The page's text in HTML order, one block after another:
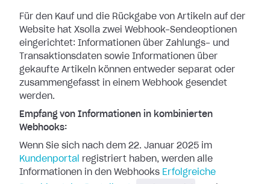
Für den Kauf und die Rückgabe von Artikeln auf der
Website hat Xsolla zwei
Webhook-Sendeoptionen
eingerichtet: Informationen über Zahlungs- und
Transaktionsdaten sowie Informationen über
gekaufte Artikeln können entweder separat oder
zusammengefasst in einem Webhook gesendet
werden.
Empfang von Informationen in kombinierten
Webhooks:
Wenn Sie sich nach dem 22. Januar 2025 im
Kundenportal
registriert haben, werden alle
Informationen in den Webhooks Erfolgreiche